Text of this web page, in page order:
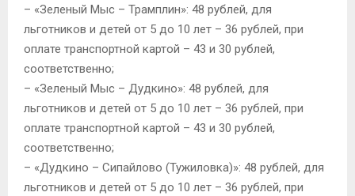
– «Зеленый Мыс – Трамплин»: 48 рублей, для
льготников и детей от 5 до 10 лет – 36 рублей, при
оплате транспортной картой – 43 и 30 рублей,
соответственно;
– «Зеленый Мыс – Дудкино»: 48 рублей, для
льготников и детей от 5 до 10 лет – 36 рублей, при
оплате транспортной картой – 43 и 30 рублей,
соответственно;
– «Дудкино – Сипайлово (Тужиловка)»: 48 рублей, для
льготников и детей от 5 до 10 лет – 36 рублей, при